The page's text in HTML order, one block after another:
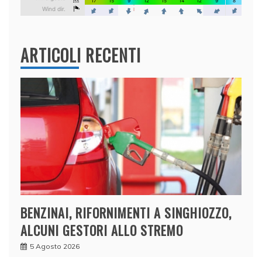
ARTICOLI RECENTI
BENZINAI, RIFORNIMENTI A SINGHIOZZO,
ALCUNI GESTORI ALLO STREMO
5 Agosto 2026